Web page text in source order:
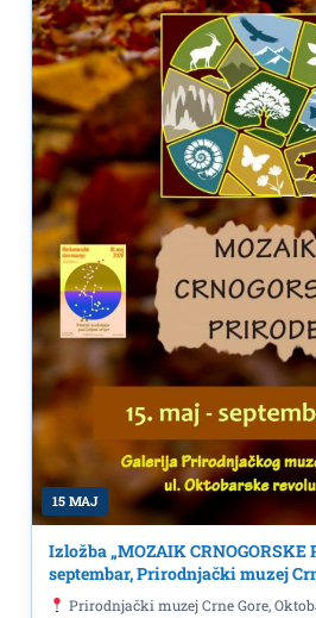
15 MAJ
Izložba „MOZAIK CRNOGORSKE
septembar, Prirodnjački muzej
Prirodnjački muzej Crne Gore,